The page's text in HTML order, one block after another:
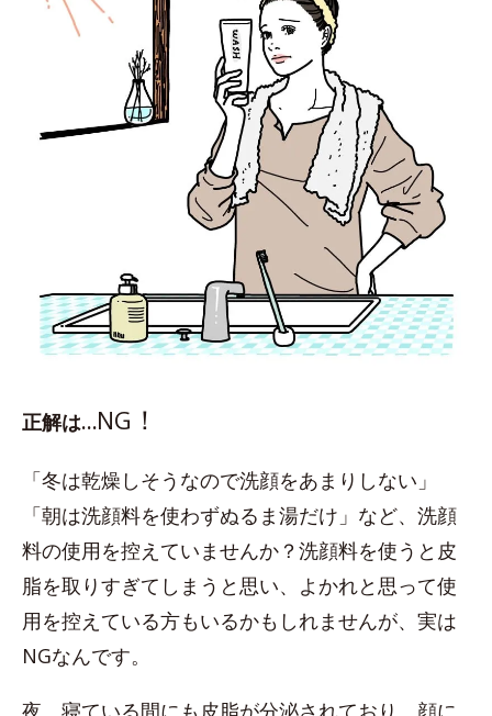
正解は…NG ！
「冬は乾燥しそうなので洗顔をあまりしない」
「朝は洗顔料を使わずぬるま湯だけ」など、洗顔
料の使用を控えていませんか？洗顔料を使うと皮
脂を取りすぎてしまうと思い、よかれと思って使
用を控えている方もいるかもしれませんが、実は
NGなんです。
夜、寝ている間にも皮脂が分泌されており、顔に